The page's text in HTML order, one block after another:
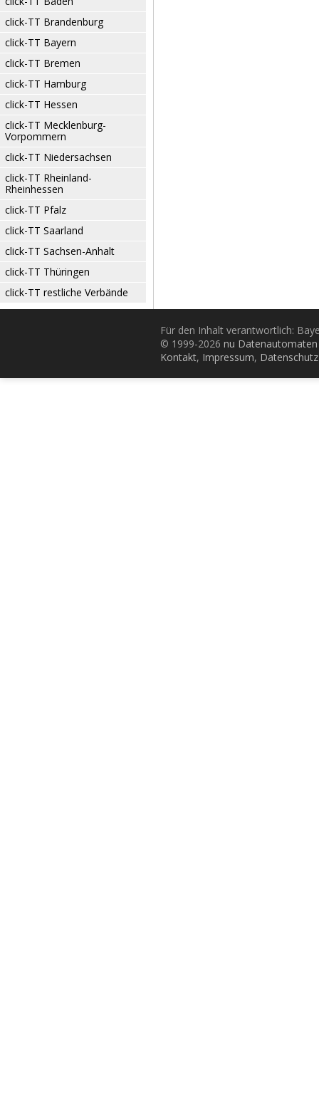
click-TT Brandenburg
click-TT Bayern
click-TT Bremen
click-TT Hamburg
click-TT Hessen
click-TT Mecklenburg-
Vorpommern
click-TT Niedersachsen
click-TT Rheinland-
Rheinhessen
click-TT Pfalz
click-TT Saarland
click-TT Sachsen-Anhalt
click-TT Thüringen
click-TT restliche Verbände
Für den Inhalt verantwortlich:
© 1999-2026 nu
Kontakt, Impressum, Datenschutz